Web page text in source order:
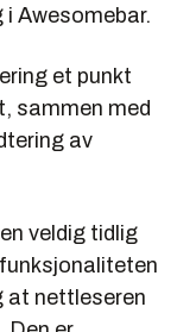
Awesomebar.
et punkt
sammen med
av
veldig tidlig
at nettleseren